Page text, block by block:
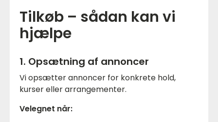
Tilkøb – sådan kan vi
hjælpe
1. Opsætning af annoncer
Vi opsætter annoncer for konkrete hold,
kurser eller arrangementer.
Velegnet når: